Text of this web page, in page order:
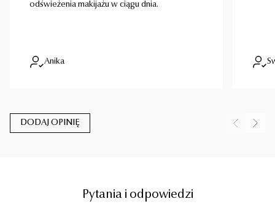
odświeżenia makijażu w ciągu dnia.
Anika
DODAJ OPINIĘ
Pytania i odpowiedzi